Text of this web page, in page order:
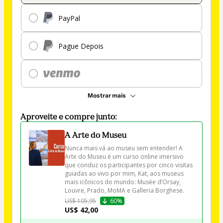
PayPal
Pague Depois
Mostrar mais
Aproveite e compre junto:
A Arte do Museu
Nunca mais vá ao museu sem entender! A
Arte do Museu é um curso online imersivo
que conduz os participantes por cinco visitas
guiadas ao vivo por mim, Kat, aos museus
mais icônicos do mundo: Musée d’Orsay,
Louvre, Prado, MoMA e Galleria Borghese.
US$ 105,95
60%
US$ 42,00